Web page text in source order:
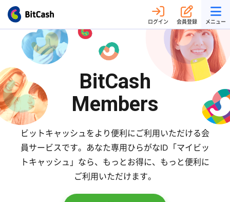
ログイン 会員登録 メニュー
BitCash
Members
ビットキャッシュをより便利にご利用いただける会
員サービスです。 あなた専用ひらがなID「マイビッ
トキャッシュ」なら、 もっとお得に、もっと便利に
ご利用いただけます。